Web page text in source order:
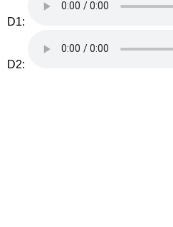
D1:
D2: